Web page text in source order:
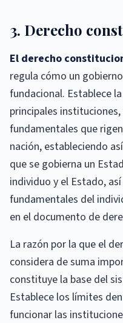
3. Derecho
El derecho
regula cómo un
fundacional. Establece
principales
fundamentales que
nación, estableciendo
que se gobierna un
individuo y el Estado,
fundamentales del
en el documento de
La razón por la que el
considera de suma
constituye la base del
Establece los límites
funcionar las